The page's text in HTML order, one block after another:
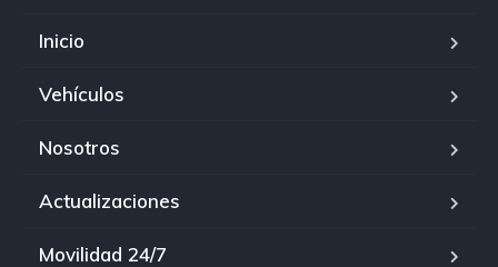
Inicio
Vehículos
Nosotros
Actualizaciones
Movilidad 24/7